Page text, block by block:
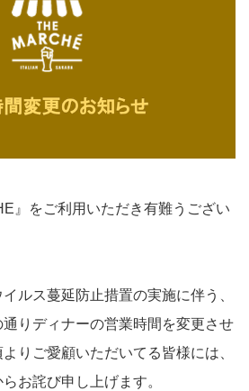
』をご利用いただき有難うござい
ルス蔓延防止措置の実施に伴う、
りディナーの営業時間を変更させ
りご愛顧いただいてる皆様には、
お詫び申し上げます。